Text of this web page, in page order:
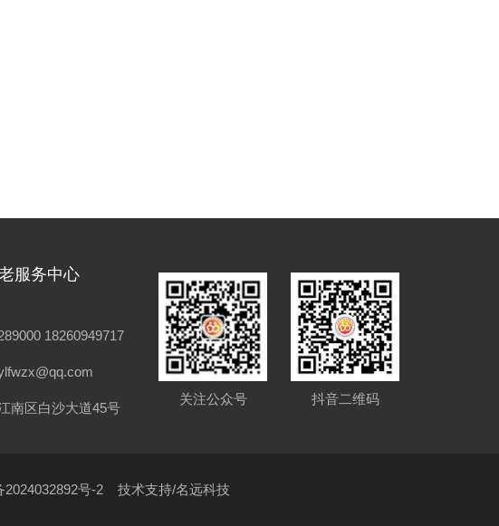
服务中心
18260949717
南区白沙大道45号
关注公众号 抖音二维码
2024032892号-2 技术支持/名远科技